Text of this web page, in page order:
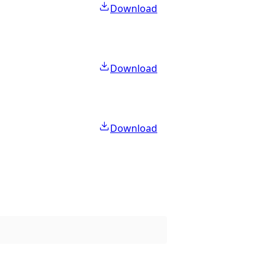
Download
Download
Download